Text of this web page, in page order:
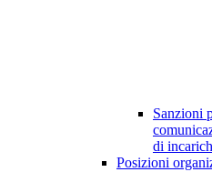
Sanzioni
di
Posizioni